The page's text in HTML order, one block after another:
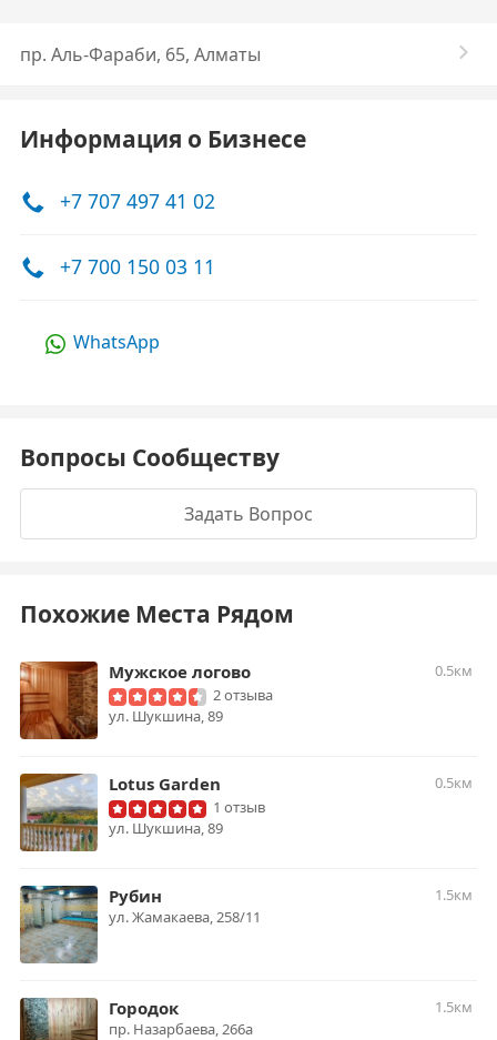
пр. Аль-Фараби, 65​, Алматы
Информация о Бизнесе
+7 707 497 41 02
+7 700 150 03 11
WhatsApp
Вопросы Сообществу
Задать Вопрос
Похожие Места Рядом
Мужское логово
0.5км
2 отзыва
​ул. Шукшина, 89
Lotus Garden
0.5км
1 отзыв
ул. Шукшина, 89
Рубин
1.5км
ул. Жамакаева, 258/11
Городок
1.5км
пр. Назарбаева, 266а​